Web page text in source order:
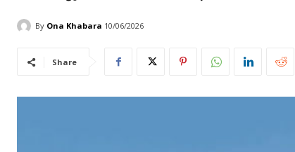
By Ona Khabara 10/06/2026
Share